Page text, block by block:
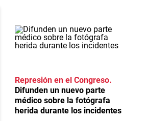
Represión en el Congreso
Difunden un nuevo parte
médico sobre la fotógrafa
herida durante los incidentes